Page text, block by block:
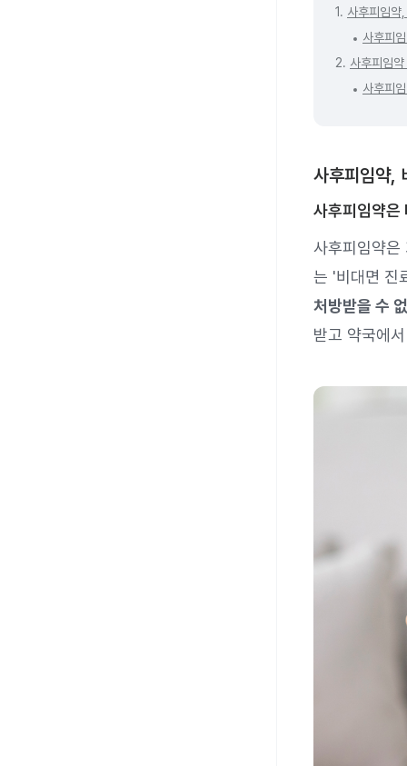
1. 사후피임약
사후피
2. 사후피임
사후피
사후피임약,
사후피임약은
사후피임약
는 '비대면 진
처방받을 수
받고 약국에